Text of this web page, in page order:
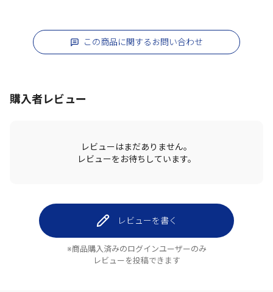
この商品に関するお問い合わせ
購入者レビュー
レビューはまだありません。
レビューをお待ちしています。
レビューを書く
※商品購入済みのログインユーザーのみ
レビューを投稿できます